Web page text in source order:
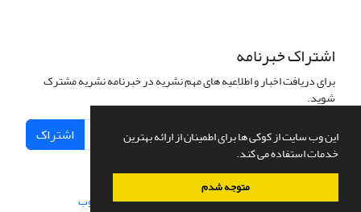
این وب سایت از کوکی ها برای اطمینان از ارائه بهترین
خدمات استفاده می کند.
متوجه شدم
اشتراک خبرنامه
برای دریافت اخبار و اطلاعیه های مهم نشریه در خبرنامه نشریه مشترک
شوید.
اشتراک
سامانه مدیریت نشریات علمی.طراحی و پیاده سازی از سیناوب